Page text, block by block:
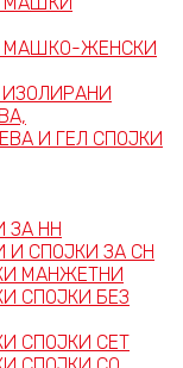
МАШКO-ЖЕНСКИ
И ГЕЛ СПОЈКИ
ЗА НН
И СПОЈКИ ЗА СН
МАНЖЕТНИ
СПОЈКИ БЕЗ
СПОЈКИ СЕТ